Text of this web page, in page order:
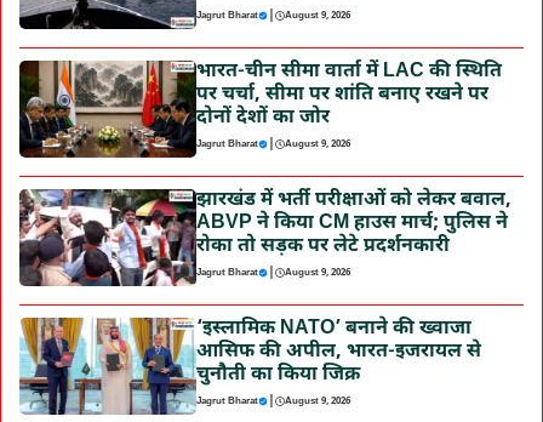
Jagrut Bharat | August 9, 2026
भारत-चीन सीमा वार्ता में LAC की स्थिति
पर चर्चा, सीमा पर शांति बनाए रखने पर
दोनों देशों का जोर
Jagrut Bharat | August 9, 2026
झारखंड में भर्ती परीक्षाओं को लेकर बवाल,
ABVP ने किया CM हाउस मार्च; पुलिस ने
रोका तो सड़क पर लेटे प्रदर्शनकारी
Jagrut Bharat | August 9, 2026
‘इस्लामिक NATO’ बनाने की ख्वाजा
आसिफ की अपील, भारत-इजरायल से
चुनौती का किया जिक्र
Jagrut Bharat | August 9, 2026